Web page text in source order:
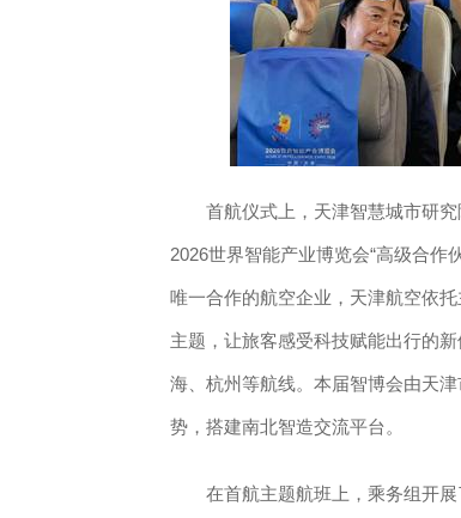
首航仪式上，天津智慧城市研究
2026世界智能产业博览会“高级合作
唯一合作的航空企业，天津航空依
主题，让旅客感受科技赋能出行的
海、杭州等航线。本届智博会由天
势，搭建南北智造交流平台。
在首航主题航班上，乘务组开展